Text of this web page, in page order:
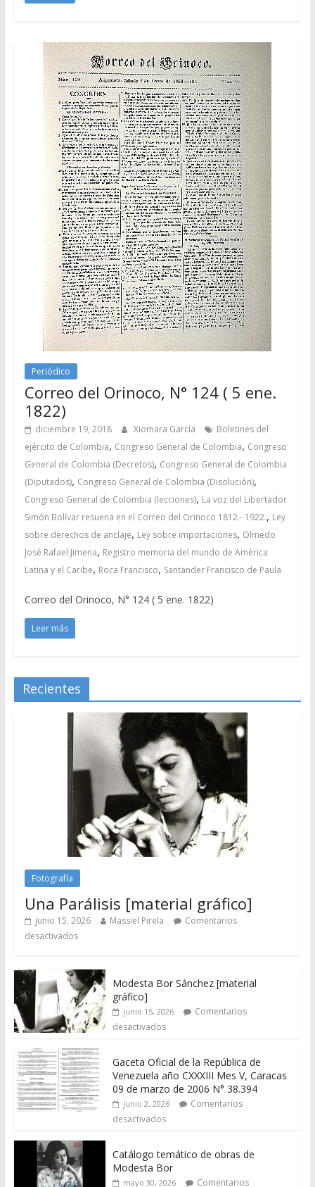
Periódico
Correo del Orinoco, N° 124 ( 5 ene.
1822)
diciembre 19, 2018 Xiomara García
Boletines del
ejército de Colombia, Congreso General de Colombia, Congreso
General de Colombia (Decretos), Congreso General de Colombia
(Diputados), Congreso General de Colombia (Disolución),
Congreso General de Colombia (lecciones), La voz del Libertador
Simón Bolívar resuena en el Correo del Orinoco 1812 - 1922., Ley
sobre derechos de anclaje, Ley sobre importaciones, Olmedo
José Rafael Jimena, Registro memoria del mundo de América
Latina y el Caribe, Roca Francisco, Santander Francisco de Paula
Correo del Orinoco, N° 124 ( 5 ene. 1822)
Leer más
Recientes
Fotografía
Una Parálisis [material gráfico]
junio 15, 2026 Massiel Pirela
Comentarios
desactivados
Modesta Bor Sánchez [material
gráfico]
junio 15, 2026
Comentarios
desactivados
Gaceta Oficial de la República de
Venezuela año CXXXIII Mes V, Caracas
09 de marzo de 2006 N° 38.394
junio 2, 2026
Comentarios
desactivados
Catálogo temático de obras de
Modesta Bor
mayo 30, 2026 Comentarios